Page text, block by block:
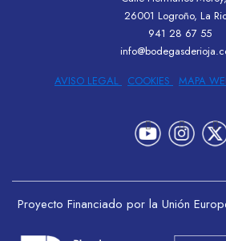
26001 Logroño, La
941 28 67 55
AVISO LEGAL
COOKIES MAPA
Proyecto Financiado por la Unión